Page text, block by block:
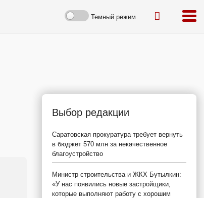
Темный режим
Выбор редакции
Саратовская прокуратура требует вернуть
в бюджет 570 млн за некачественное
благоустройство
Министр строительства и ЖКХ Бутылкин:
«У нас появились новые застройщики,
которые выполняют работу с хорошим